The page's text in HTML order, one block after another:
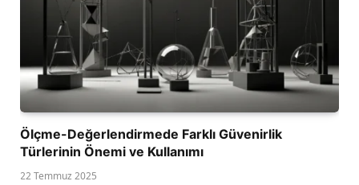
Ölçme-Değerlendirmede Farklı Güvenirlik
Türlerinin Önemi ve Kullanımı
22 Temmuz 2025